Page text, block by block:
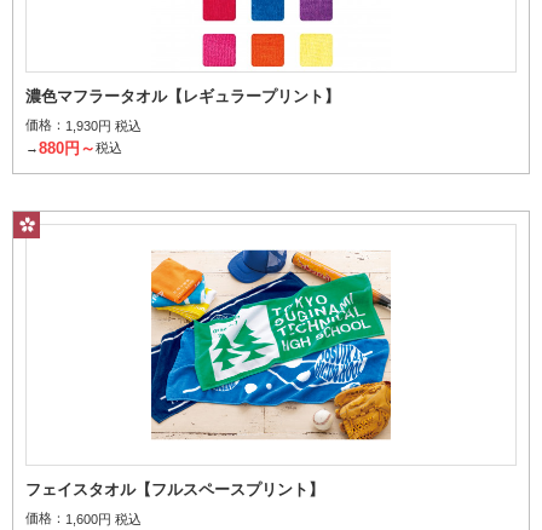
濃色マフラータオル【レギュラープリント】
価格： 1,930円 税込
→880円～税込
フェイスタオル【フルスペースプリント】
価格： 1,600円 税込